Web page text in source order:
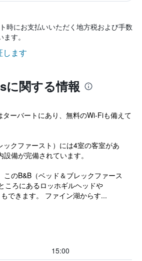
時にお支払いいただく地方税および手数
す。
します
関する情報
ーバートにあり、無料のWi-Fiも備えて
ックファースト）には4室の客室があ
備が完備されています。
のB&B（ベッド＆ブレックファース
ころにあるロッホギルヘッドや
できます。 ファイン湖からす...
15:00